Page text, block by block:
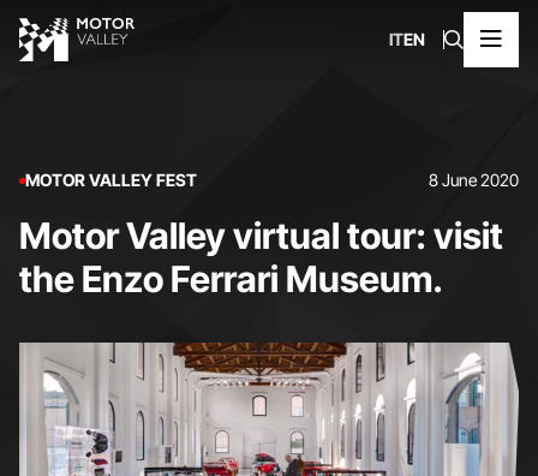
ITEN
MOTOR VALLEY FEST 8 June 2020
Motor Valley virtual tour: visit
the Enzo Ferrari Museum.